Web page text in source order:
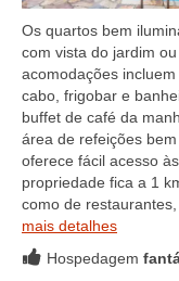
Os quartos bem
com vista do jardim
acomodações
cabo, frigobar e
buffet de café da
área de refeições
oferece fácil acesso
propriedade fica a 1
como de
mais detalhes
Hospedagem